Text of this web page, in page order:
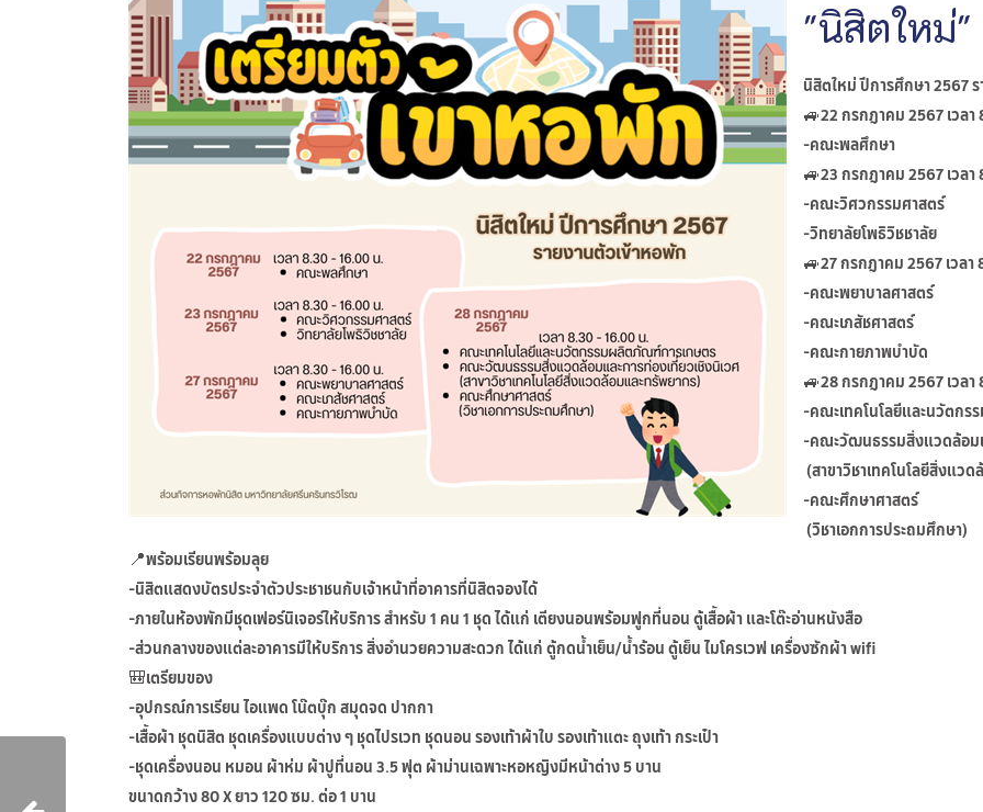
"นิสิตใหม่
นิสิตใหม่ ปีการศึกษา 2567
🚙22 กรกฎาคม 2567 เวล
-คณะพลศึกษา
🚙23 กรกฎาคม 2567 เวล
-คณะวิศวกรรมศาสตร์
-วิทยาลัยโพธิวิชชาลัย
🚙27 กรกฎาคม 2567 เวล
-คณะพยาบาลศาสตร์
-คณะเภสัชศาสตร์
-คณะกายภาพบำบัด
🚙28 กรกฎาคม 2567 เวล
-คณะเทคโนโลยีและนวัต
-คณะวัฒนธรรมสิ่งแวดล้อม
(สาขาวิชาเทคโนโลยีสิ่งแว
-คณะศึกษาศาสตร์
(วิชาเอกการประถมศึกษา)
📍พร้อมเรียนพร้อมลุย
-นิสิตแสดงบัตรประจำตัวประชาชนกับเจ้าหน้าที่อาคารที่นิสิตจองได้
-ภายในห้องพักมีชุดเฟอร์นิเจอร์ให้บริการ สำหรับ 1 คน 1 ชุด ได้แก่ เตียงนอนพร้อมฟูกที่นอน ตู้เสื้อผ้า และโต๊ะอ่านหนังสือ
-ส่วนกลางของแต่ละอาคารมีให้บริการ สิ่งอำนวยความสะดวก ได้แก่ ตู้กดน้ำเย็น/น้ำร้อน ตู้เย็น ไมโครเวฟ เครื่องซักผ้า wifi
🎒เตรียมของ
-อุปกรณ์การเรียน ไอแพด โน๊ตบุ๊ก สมุดจด ปากกา
-เสื้อผ้า ชุดนิสิต ชุดเครื่องแบบต่าง ๆ ชุดไปรเวท ชุดนอน รองเท้าผ้าใบ รองเท้าแตะ ถุงเท้า กระเป๋า
-ชุดเครื่องนอน หมอน ผ้าห่ม ผ้าปูที่นอน 3.5 ฟุต ผ้าม่านเฉพาะหอหญิงมีหน้าต่าง 5 บาน
ขนาดกว้าง 80 X ยาว 120 ซม. ต่อ 1 บาน